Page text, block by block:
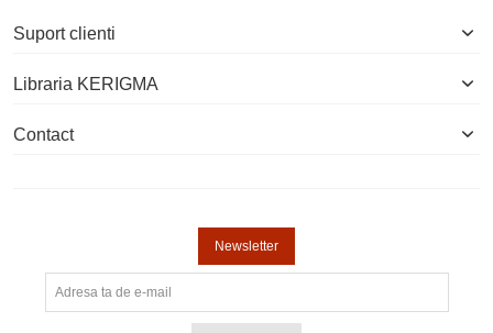
Suport clienti
Libraria KERIGMA
Contact
Newsletter